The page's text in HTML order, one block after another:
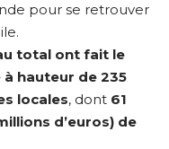
pour se retrouver
total ont fait le
hauteur de 235
locales, dont 61
d’euros) de